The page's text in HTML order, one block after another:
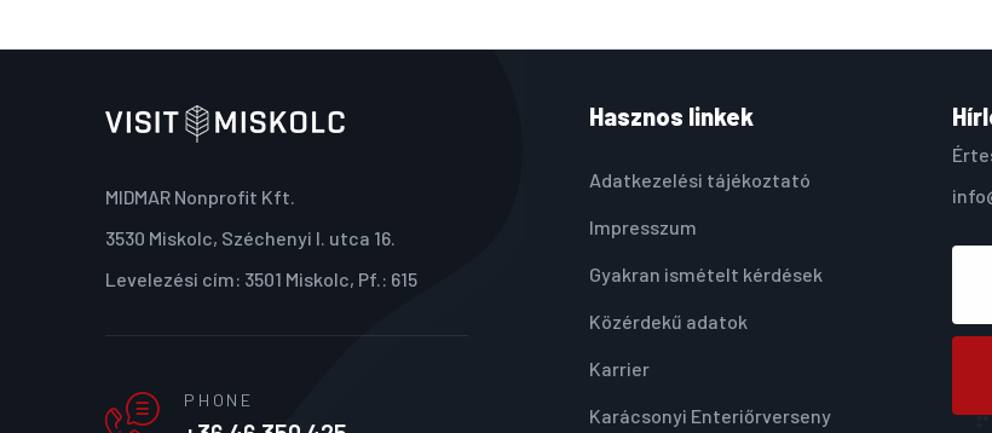
MIDMAR Nonprofit Kft.
3530 Miskolc, Széchenyi I. utca 16.
Levelezési cím: 3501 Miskolc, Pf.: 615
PHONE
Hasznos linkek
Adatkezelési tájékoztató
Impresszum
Gyakran ismételt kérdések
Közérdekű adatok
Karrier
Karácsonyi Enteriőrverseny